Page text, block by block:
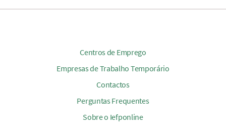
Centros de Emprego
Empresas de Trabalho Temporário
Contactos
Perguntas Frequentes
Sobre o Iefponline